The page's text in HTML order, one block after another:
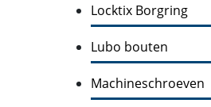
Locktix Borgring
Lubo bouten
Machineschroeven